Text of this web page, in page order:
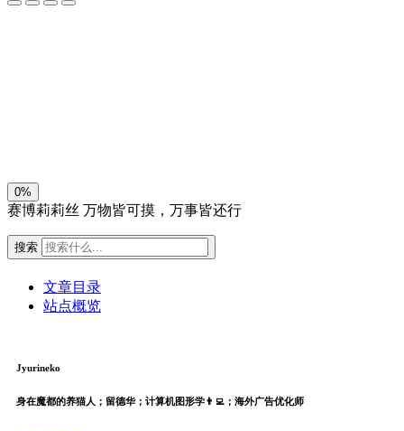
0%
赛博莉莉丝 万物皆可摸，万事皆还行
搜索
文章目录
站点概览
Jyurineko
身在魔都的养猫人；留德华；计算机图形学👨‍💻；海外广告优化师